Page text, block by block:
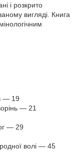
і розкрито
вигляді. Книга
— 19
— 21
— 29
волі — 45